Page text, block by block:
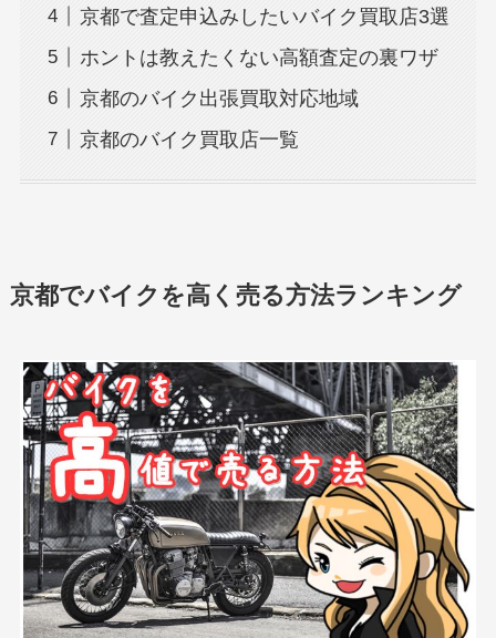
京都で査定申込みしたいバイク買取店3選
ホントは教えたくない高額査定の裏ワザ
京都のバイク出張買取対応地域
京都のバイク買取店一覧
京都でバイクを高く売る方法ランキング